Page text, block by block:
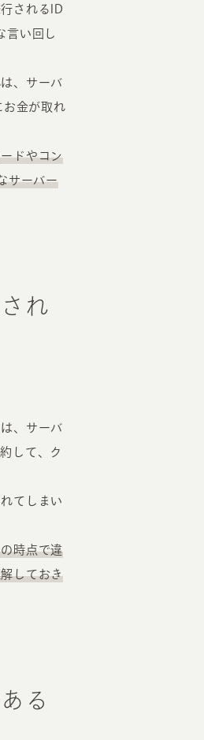
されるID
言い回し
、サーバ
お金が取れ
ドやコン
サーバー
れ
、サーバ
して、ク
てしまい
時点で違
しておき
る